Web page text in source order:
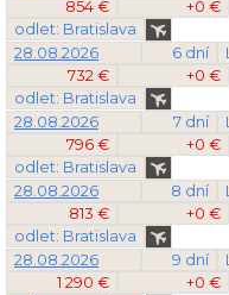
854 €
+0 €
odlet: Bratislava
28.08.2026
6 dní
732 €
+0 €
odlet: Bratislava
28.08.2026
7 dní
796 €
+0 €
odlet: Bratislava
28.08.2026
8 dní
813 €
+0 €
odlet: Bratislava
28.08.2026
9 dní
1 290 €
+0 €